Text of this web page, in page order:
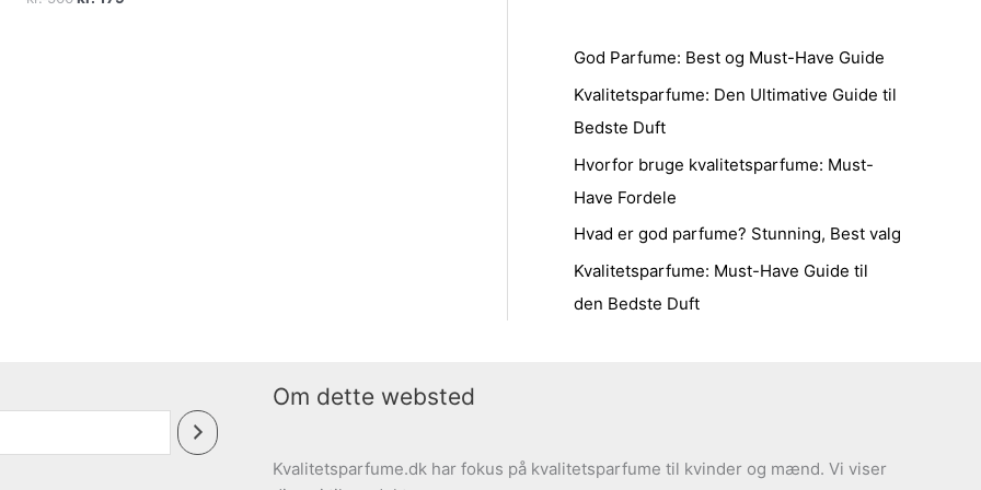
God Parfume: Best og Must-Have Guide
Kvalitetsparfume: Den Ultimative Guide til
Bedste Duft
Hvorfor bruge kvalitetsparfume: Must-
Have Fordele
Hvad er god parfume? Stunning, Best valg
Kvalitetsparfume: Must-Have Guide til
den Bedste Duft
Om dette websted
Kvalitetsparfume.dk har fokus på kvalitetsparfume til kvinder og mænd. Vi viser